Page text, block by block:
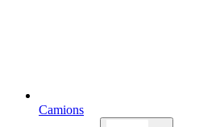
Camions